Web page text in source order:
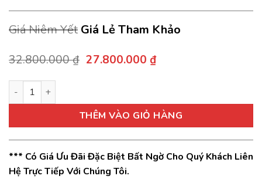
hạng
0.0
sao
Giá Niêm Yết Giá Lẻ Tham Khảo
32.800.000₫ Giá
27.800.000 ₫Giá
27.800.000 ₫.
Tủ lạnh Kaff KF-BCD523W Side By Side dạng French Door số
THÊM VÀO GIỎ HÀNG
*** Có Giá Ưu Đãi Đặc Biệt Bất Ngờ Cho Quý Khách Liên
Hệ Trực Tiếp Với Chúng Tôi.